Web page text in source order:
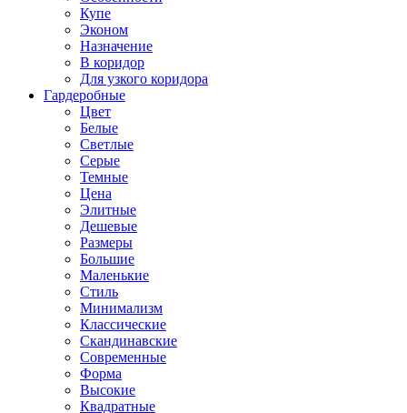
Купе
Эконом
Назначение
В коридор
Для узкого коридора
Гардеробные
Цвет
Белые
Светлые
Серые
Темные
Цена
Элитные
Дешевые
Размеры
Большие
Маленькие
Стиль
Минимализм
Классические
Скандинавские
Современные
Форма
Высокие
Квадратные